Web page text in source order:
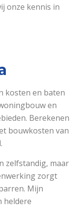
onze kennis in
kosten en baten
en
Berekenen
bouwkosten van
zelfstandig, maar
zorgt
Mijn
heldere